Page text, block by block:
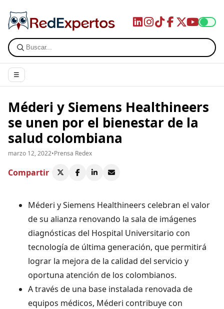
☰
Méderi y Siemens Healthineers
se unen por el bienestar de la
salud colombiana
marzo 12, 2022•Prensa Redex
Compartir
Méderi y Siemens Healthineers celebran el valor
de su alianza renovando la sala de imágenes
diagnósticas del Hospital Universitario con
tecnología de última generación, que permitirá
lograr la mejora de la calidad del servicio y
oportuna atención de los colombianos.
A través de una base instalada renovada de
equipos médicos, Méderi contribuye con